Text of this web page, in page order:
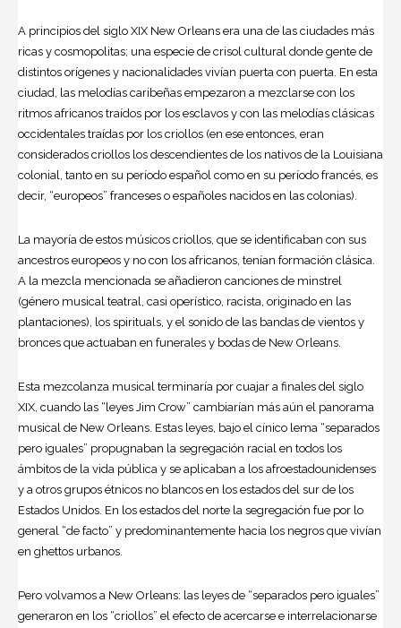
A principios del siglo XIX New Orleans era una de las ciudades más
ricas y cosmopolitas; una especie de crisol cultural donde gente de
distintos orígenes y nacionalidades vivían puerta con puerta. En esta
ciudad, las melodías caribeñas empezaron a mezclarse con los
ritmos africanos traídos por los esclavos y con las melodías clásicas
occidentales traídas por los criollos (en ese entonces, eran
considerados criollos los descendientes de los nativos de la Louisiana
colonial, tanto en su período español como en su período francés, es
decir, “europeos” franceses o españoles nacidos en las colonias).
La mayoría de estos músicos criollos, que se identificaban con sus
ancestros europeos y no con los africanos, tenían formación clásica.
A la mezcla mencionada se añadieron canciones de minstrel
(género musical teatral, casi operístico, racista, originado en las
plantaciones), los spirituals, y el sonido de las bandas de vientos y
bronces que actuaban en funerales y bodas de New Orleans.
Esta mezcolanza musical terminaría por cuajar a finales del siglo
XIX, cuando las “leyes Jim Crow” cambiarían más aún el panorama
musical de New Orleans. Estas leyes, bajo el cínico lema “separados
pero iguales” propugnaban la segregación racial en todos los
ámbitos de la vida pública y se aplicaban a los afroestadounidenses
y a otros grupos étnicos no blancos en los estados del sur de los
Estados Unidos. En los estados del norte la segregación fue por lo
general “de facto” y predominantemente hacia los negros que vivían
en ghettos urbanos.
Pero volvamos a New Orleans: las leyes de “separados pero iguales”
generaron en los “criollos” el efecto de acercarse e interrelacionarse